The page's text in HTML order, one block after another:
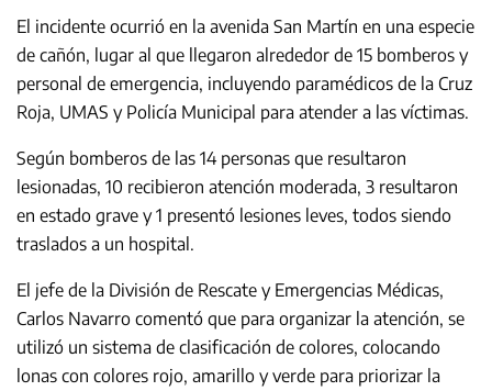
El incidente ocurrió en la avenida San Martín en una especie
de cañón, lugar al que llegaron alrededor de 15 bomberos y
personal de emergencia, incluyendo paramédicos de la Cruz
Roja, UMAS y Policía Municipal para atender a las víctimas.
Según bomberos de las 14 personas que resultaron
lesionadas, 10 recibieron atención moderada, 3 resultaron
en estado grave y 1 presentó lesiones leves, todos siendo
traslados a un hospital.
El jefe de la División de Rescate y Emergencias Médicas,
Carlos Navarro comentó que para organizar la atención, se
utilizó un sistema de clasificación de colores, colocando
lonas con colores rojo, amarillo y verde para priorizar la